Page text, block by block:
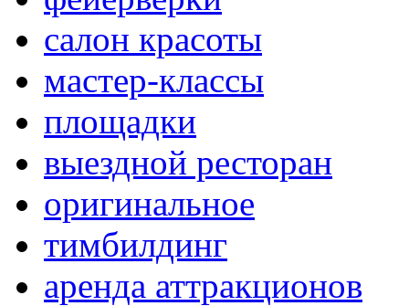
салон красоты
мастер-классы
площадки
выездной ресторан
оригинальное
тимбилдинг
аренда аттракционов